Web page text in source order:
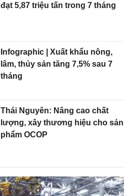
đạt 5,87 triệu tấn trong 7 tháng
Infographic | Xuất khẩu nông,
lâm, thủy sản tăng 7,5% sau 7
tháng
Thái Nguyên: Nâng cao chất
lượng, xây thương hiệu cho sản
phẩm OCOP